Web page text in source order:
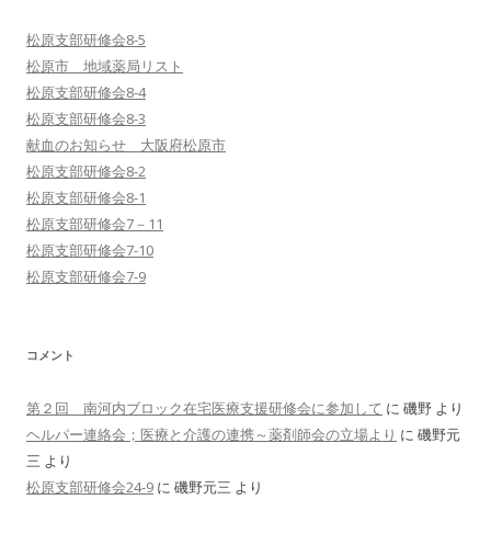
松原支部研修会8-5
松原市 地域薬局リスト
松原支部研修会8-4
松原支部研修会8-3
献血のお知らせ 大阪府松原市
松原支部研修会8-2
松原支部研修会8-1
松原支部研修会7－11
松原支部研修会7-10
松原支部研修会7-9
コメント
第２回 南河内ブロック在宅医療支援研修会に参加して に 磯野 より
ヘルパー連絡会；医療と介護の連携～薬剤師会の立場より に 磯野元
三 より
松原支部研修会24-9 に 磯野元三 より